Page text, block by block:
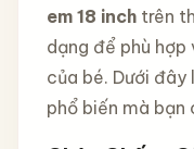
em 18 inchtrên
dạng để phù hợp
của bé. Dưới
phổ biến mà